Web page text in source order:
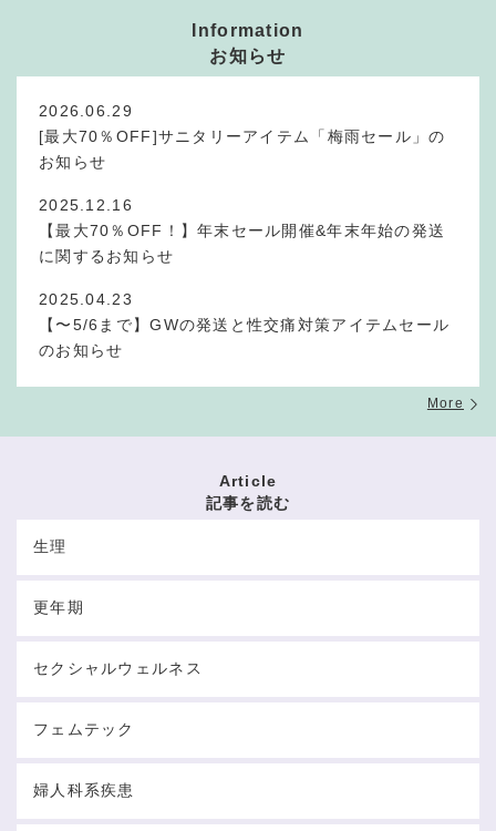
Information
お知らせ
2026.06.29
[最大70％OFF]サニタリーアイテム「梅雨セール」の
お知らせ
2025.12.16
【最大70％OFF！】年末セール開催&年末年始の発送
に関するお知らせ
2025.04.23
【〜5/6まで】GWの発送と性交痛対策アイテムセール
のお知らせ
More
Article
記事を読む
生理
更年期
セクシャルウェルネス
フェムテック
婦人科系疾患